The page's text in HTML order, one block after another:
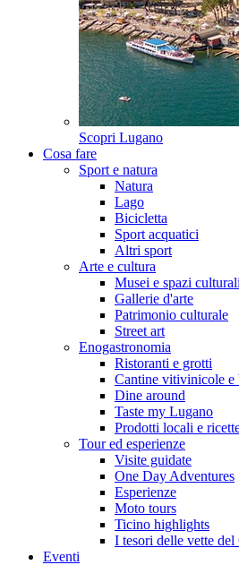
Scopri Lugano
Cosa fare
Sport e natura
Natura
Lago
Bicicletta
Sport acquatici
Altri sport
Arte e cultura
Musei e spazi culturali
Gallerie d'arte
Patrimonio culturale
Street art
Enogastronomia
Ristoranti e grotti
Cantine vitivinicole
Dine around
Taste my Lugano
Prodotti locali e
Tour ed esperienze
Visite guidate
One Day Adventures
Esperienze
Moto tours
Ticino highlights
I tesori delle vette del
Eventi